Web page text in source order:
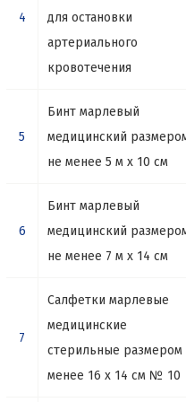
4
для остановки
артериального
кровотечения
5
Бинт марлевый
медицинский
не менее 5 м х 10 см
6
Бинт марлевый
медицинский
не менее 7 м х 14 см
7
Салфетки марлевые
медицинские
стерильные размером
менее 16 х 14 см № 10